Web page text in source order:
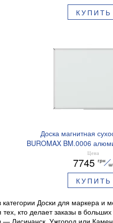
КУПИТЬ
Доска магнитная
BUROMAX BM.0006
100х200 см
Цена
7745 грн
КУПИТЬ
Доски для маркера
кто делает заказы в